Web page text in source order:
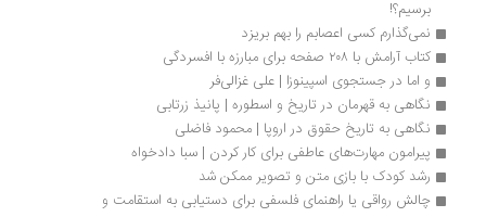
نمی‌گذارم کسی اعصابم را بهم بریزد
کتاب آرامش با ۲۰۸ صفحه برای مبارزه با افسردگی
و اما در جستجوی اسپینوزا | علی غزالی‌فر
نگاهی به قهرمان در تاریخ و اسطوره | پانیذ زرتابی
نگاهی به تاریخ حقوق در اروپا | محمود فاضلی
پیرامون مهارت‌های عاطفی برای کار کردن | سبا دادخواه
رشد کودک با بازی متن و تصویر ممکن شد
چالش رواقی یا راهنمای فلسفی برای دستیابی به استقامت و